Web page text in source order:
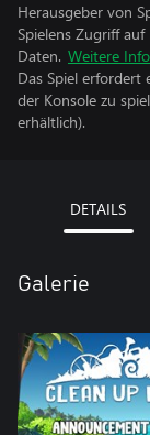
Herausgeber von
Spielens Zugriff
Daten. Weitere
Das Spiel
der Konsole zu
erhältlich).
DETAILS
Galerie